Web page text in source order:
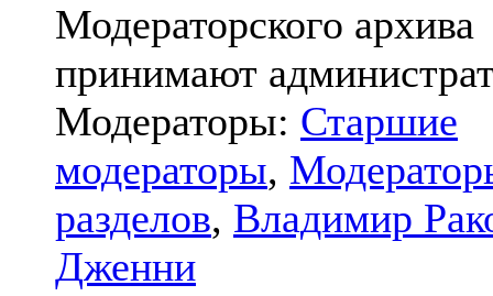
Модераторского архива
принимают
Модераторы: Старшие
модераторы,
разделов, Владимир
Дженни